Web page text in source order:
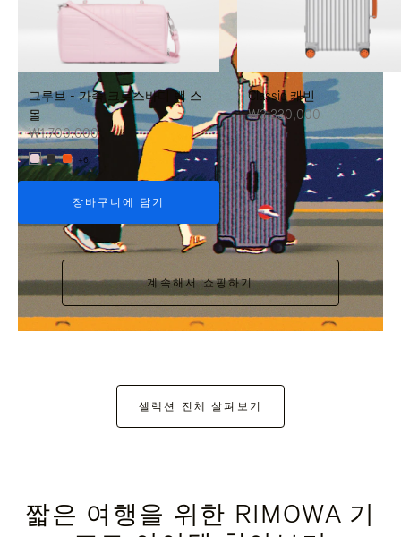
TO
PAUSE
IT
TO
UNMUTE
IT
그루브 - 가죽 크로스바디 백 스
몰
₩1,700,000
+6
장바구니에 담기
Classic 캐빈
₩3,330,000
계속해서 쇼핑하기
셀렉션 전체 살펴보기
짧은 여행을 위한 RIMOWA 기